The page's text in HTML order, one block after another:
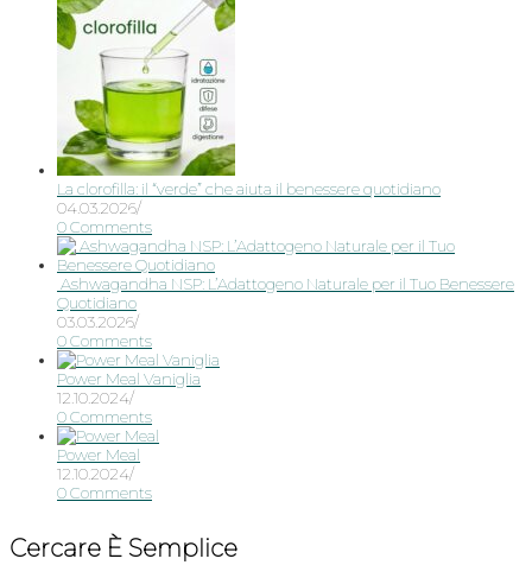
La clorofilla: il “verde” che aiuta il benessere quotidiano
04.03.2026/
0 Comments
Ashwagandha NSP: L’Adattogeno Naturale per il Tuo Benessere
Quotidiano
03.03.2026/
0 Comments
Power Meal Vaniglia
12.10.2024/
0 Comments
Power Meal
12.10.2024/
0 Comments
Cercare È Semplice